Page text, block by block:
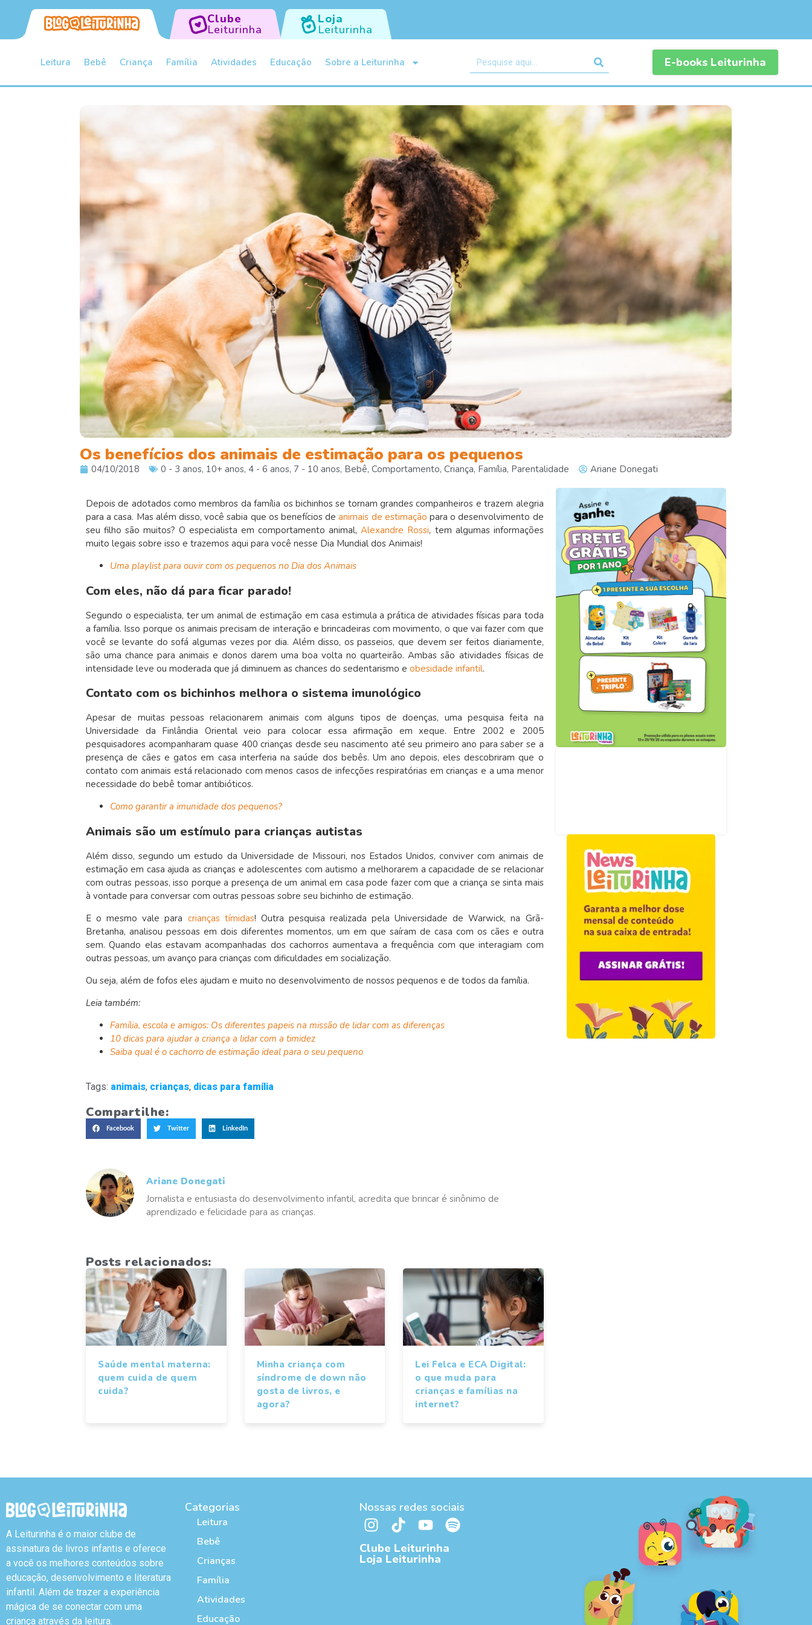
Clube
Leiturinha
Loja
Leiturinha
Leitura Bebê Criança Família Atividades Educação Sobre a Leiturinha E-books Leiturinha
Os benefícios dos animais de estimação para os pequenos
04/10/2018 0 - 3 anos, 10+ anos, 4 - 6 anos, 7 - 10 anos, Bebê, Comportamento, Criança, Família, Parentalidade Ariane Donegati
Depois de adotados como membros da família os bichinhos se tornam grandes companheiros e trazem alegria
para a casa. Mas além disso, você sabia que os benefícios deanimais de estimação para o desenvolvimento de
seu filho são muitos? O especialista em comportamento animal,Alexandre Rossi, tem algumas informações
muito legais sobre isso e trazemos aqui para você nesse Dia Mundial dos Animais!
Uma playlist para ouvir com os pequenos no Dia dos Animais
Com eles, não dá para ficar parado!
Segundo o especialista, ter um animal de estimação em casa estimula a prática de atividades físicas para toda
a família. Isso porque os animais precisam de interação e brincadeiras com movimento, o que vai fazer com que
você se levante do sofá algumas vezes por dia. Além disso, os passeios, que devem ser feitos diariamente,
são uma chance para animais e donos darem uma boa volta no quarteirão. Ambas são atividades físicas de
intensidade leve ou moderada que já diminuem as chances do sedentarismo e obesidade infantil.
Contato com os bichinhos melhora o sistema imunológico
Apesar de muitas pessoas relacionarem animais com alguns tipos de doenças, uma pesquisa feita na
Universidade da Finlândia Oriental veio para colocar essa afirmação em xeque. Entre 2002 e 2005
pesquisadores acompanharam quase 400 crianças desde seu nascimento até seu primeiro ano para saber se a
presença de cães e gatos em casa interferia na saúde dos bebês. Um ano depois, eles descobriram que o
contato com animais está relacionado com menos casos de infecções respiratórias em crianças e a uma menor
necessidade do bebê tomar antibióticos.
Como garantir a imunidade dos pequenos?
Animais são um estímulo para crianças autistas
Além disso, segundo um estudo da Universidade de Missouri, nos Estados Unidos, conviver com animais de
estimação em casa ajuda as crianças e adolescentes com autismo a melhorarem a capacidade de se relacionar
com outras pessoas, isso porque a presença de um animal em casa pode fazer com que a criança se sinta mais
à vontade para conversar com outras pessoas sobre seu bichinho de estimação.
E o mesmo vale para crianças tímidas! Outra pesquisa realizada pela Universidade de Warwick, na Grã-
Bretanha, analisou pessoas em dois diferentes momentos, um em que saíram de casa com os cães e outra
sem. Quando elas estavam acompanhadas dos cachorros aumentava a frequência com que interagiam com
outras pessoas, um avanço para crianças com dificuldades em socialização.
Ou seja, além de fofos eles ajudam e muito no desenvolvimento de nossos pequenos e de todos da família.
Leia também:
Família, escola e amigos: Os diferentes papeis na missão de lidar com as diferenças
10 dicas para ajudar a criança a lidar com a timidez
Saiba qual é o cachorro de estimação ideal para o seu pequeno
Tags: animais, crianças, dicas para família
Compartilhe:
Facebook Twitter LinkedIn
Ariane Donegati
Jornalista e entusiasta do desenvolvimento infantil, acredita que brincar é sinônimo de
aprendizado e felicidade para as crianças.
Posts relacionados:
Saúde mental materna:
quem cuida de quem
cuida?
Minha criança com
síndrome de down não
gosta de livros, e
agora?
Lei Felca e ECA Digital:
o que muda para
crianças e famílias na
internet?
A Leiturinha é o maior clube de
assinatura de livros infantis e oferece
a você os melhores conteúdos sobre
educação, desenvolvimento e literatura
infantil. Além de trazer a experiência
mágica de se conectar com uma
criança através da leitura.
Categorias
Leitura
Bebê
Crianças
Família
Atividades
Educação
Nossas redes sociais
Clube Leiturinha
Loja Leiturinha